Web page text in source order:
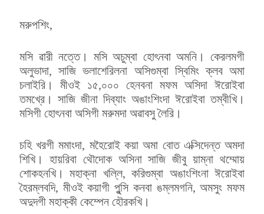
মরুপশিং,
মসি ৱারী নত্তে। মসি অচুম্বা হোৎনবা অমনি। কেরলমগী
অলুভাদা, সাজি ভলাশেরিলনা অসিগুম্বা স্বিমিং ক্লব অমা
চলাইরি। মীওই ১৫,০০০ হেনবনা মফম অসিদা ঈরোইবা
তমখ্রে। সাজি জীনা দিব্যাং অঙাংশিংদা ঈরোইবা তম্বীখি।
মসিগী হোৎনবা অসিগী মরুমদা অৱাবসু লৈরি।
চহি খরগী মমাংদা, মহৈরোই কয়া অমা বোত এক্সিদেন্ত অমদা
শিখি। হায়রিবা থৌদোক অসিনা সাজি জীবু য়াম্না থম্মোয়
শোকহনখি। মহাক্না খল্লি, করিগুম্বা অঙাংশিংনা ঈরোইবা
হৈরম্লবদি, মীওই কয়াগী পুন্সি কনবা ঙম্লমগনি, অমসুং মফম
অদুদগী মহাক্কী কেম্পেন হৌরকখি।